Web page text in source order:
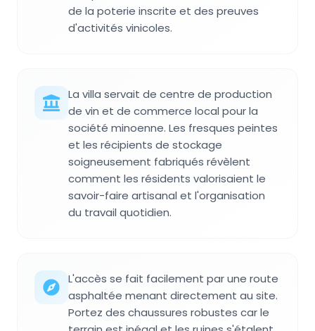
de la poterie inscrite et des preuves
d'activités vinicoles.
La villa servait de centre de production
de vin et de commerce local pour la
société minoenne. Les fresques peintes
et les récipients de stockage
soigneusement fabriqués révèlent
comment les résidents valorisaient le
savoir-faire artisanal et l'organisation
du travail quotidien.
L'accès se fait facilement par une route
asphaltée menant directement au site.
Portez des chaussures robustes car le